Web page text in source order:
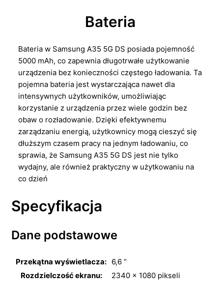
Bateria
Bateria w Samsung A35 5G DS posiada pojemność
5000 mAh, co zapewnia długotrwałe użytkowanie
urządzenia bez konieczności częstego ładowania. Ta
pojemna bateria jest wystarczająca nawet dla
intensywnych użytkowników, umożliwiając
korzystanie z urządzenia przez wiele godzin bez
obaw o rozładowanie. Dzięki efektywnemu
zarządzaniu energią, użytkownicy mogą cieszyć się
dłuższym czasem pracy na jednym ładowaniu, co
sprawia, że Samsung A35 5G DS jest nie tylko
wydajny, ale również praktyczny w użytkowaniu na
co dzień
Specyfikacja
Dane podstawowe
Przekątna wyświetlacza: 6,6 “
Rozdzielczość ekranu:
2340 x 1080 pikseli